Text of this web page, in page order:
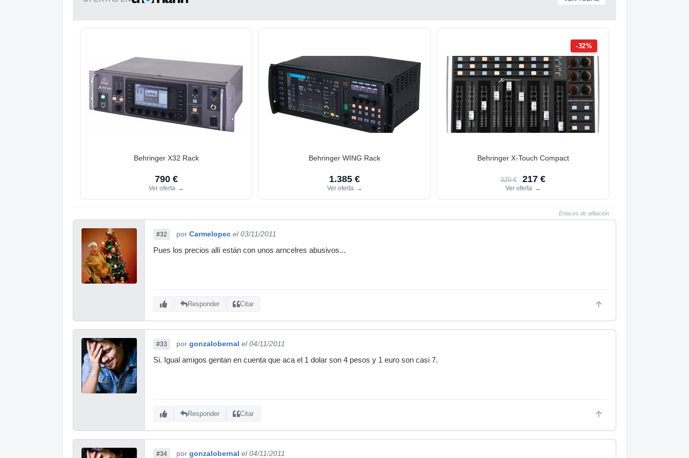
Behringer X32 Rack
790 €
Ver oferta →
Behringer WING Rack
1.385 €
Ver oferta →
-32%
Behringer X-Touch Compact
320 € 217 €
Ver oferta →
Enlaces de afiliación
#32 por Carmelopec el 03/11/2011
Pues los precios allí están con unos arncelres abusivos...
Responder Citar
#33 por gonzalobernal el 04/11/2011
Si. Igual amigos gentan en cuenta que aca el 1 dolar son 4 pesos y 1 euro son casi 7.
Responder Citar
#34 por gonzalobernal el 04/11/2011